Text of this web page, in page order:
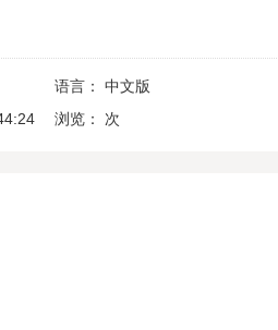
语言：
中文版
浏览： 次